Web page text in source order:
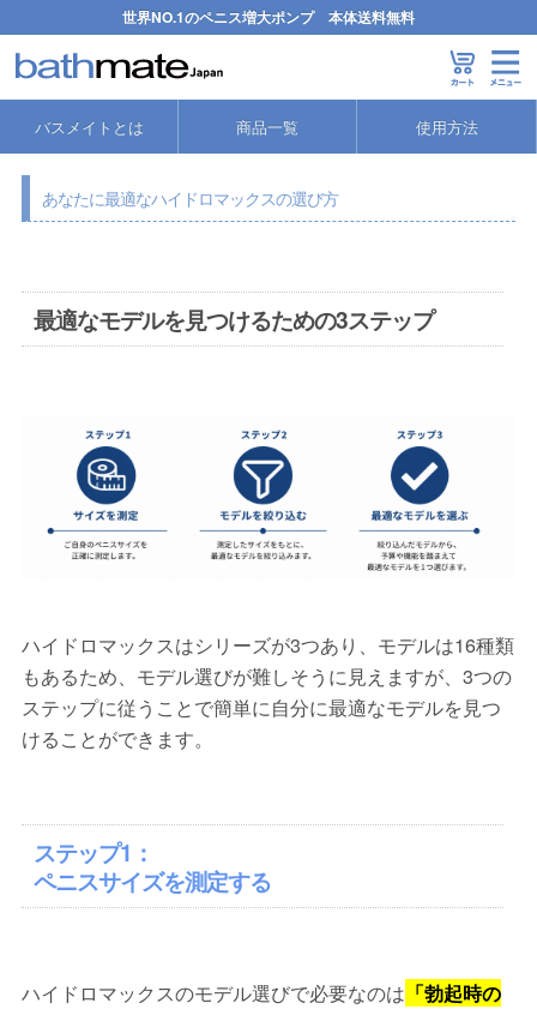
世界NO.1のペニス増大ポンプ 本体送料無料
バスメイトとは 商品一覧 使用方法
あなたに最適なハイドロマックスの選び方
最適なモデルを見つけるための3ステップ
ハイドロマックスはシリーズが3つあり、モデルは16種類
もあるため、モデル選びが難しそうに見えますが、3つの
ステップに従うことで簡単に自分に最適なモデルを見つ
けることができます。
ステップ1：
ペニスサイズを測定する
ハイドロマックスのモデル選びで必要なのは 「勃起時の